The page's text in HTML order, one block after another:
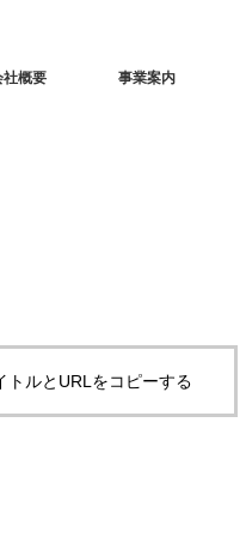
社概要 事業案内
トルとURLをコピーする